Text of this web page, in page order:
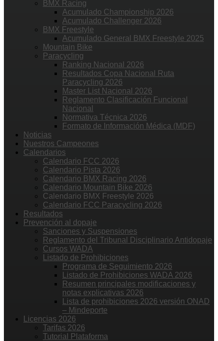
BMX Racing
Acumulado Championship 2026
Acumulado Challenger 2026
BMX Freestyle
Acumulado General BMX Freestyle 2025
Mountain Bike
Paracycling
Ranking Nacional 2026
Resultados Copa Nacional Ruta
Paracycling 2026
Master List Nacional 2026
Reglamento Clasificación Funcional
Nacional
Normativa Técnica 2026
Formato de Información Médica (MDF)
Noticias
Nuestros Campeones
Calendarios
Calendario FCC 2026
Calendario Pista 2026
Calendario BMX Racing 2026
Calendario Mountain Bike 2026
Calendario BMX Freestyle 2026
Calendario FCC Paracycling 2026
Resultados
Prevención al dopaje
Sanciones y Suspensiones
Reglamento del Tribunal Disciplinario Antidopaje
Cursos WADA
Listado de Prohibiciones
Programa de Seguimiento 2026
Listado de Prohibiciones WADA 2026
Resumen principales modificaciones y
notas explicativas 2026
Lista de prohibiciones 2026 versión ONAD
– Mindeporte
Licencias 2026
Tarifas 2026
Tutorial Plataforma